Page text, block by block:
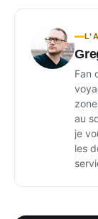
Fan
au
je
les